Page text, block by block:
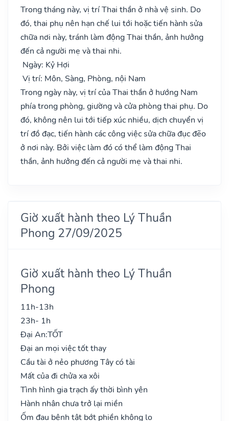
Trong tháng này, vị trí Thai thần ở nhà vệ sinh. Do
đó, thai phụ nên hạn chế lui tới hoặc tiến hành sửa
chữa nơi này, tránh làm động Thai thần, ảnh hưởng
đến cả người mẹ và thai nhi.
Ngày: Kỷ Hợi
Vị trí: Môn, Sàng, Phòng, nội Nam
Trong ngày này, vị trí của Thai thần ở hướng Nam
phía trong phòng, giường và cửa phòng thai phụ. Do
đó, không nên lui tới tiếp xúc nhiều, dịch chuyển vị
trí đồ đạc, tiến hành các công việc sửa chữa đục đẽo
ở nơi này. Bởi việc làm đó có thể làm động Thai
thần, ảnh hưởng đến cả người mẹ và thai nhi.
Giờ xuất hành theo Lý Thuần
Phong 27/09/2025
Giờ xuất hành theo Lý Thuần
Phong
11h-13h
23h- 1h
Đại An:TỐT
Đại an mọi việc tốt thay
Cầu tài ở nẻo phương Tây có tài
Mất của đi chửa xa xôi
Tình hình gia trạch ấy thời bình yên
Hành nhân chưa trở lại miền
Ốm đau bệnh tật bớt phiền không lo